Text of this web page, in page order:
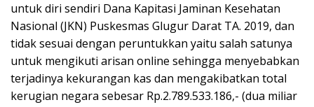
untuk diri sendiri Dana Kapitasi Jaminan Kesehatan
Nasional (JKN) Puskesmas Glugur Darat TA. 2019, dan
tidak sesuai dengan peruntukkan yaitu salah satunya
untuk mengikuti arisan online sehingga menyebabkan
terjadinya kekurangan kas dan mengakibatkan total
kerugian negara sebesar Rp.2.789.533.186,- (dua miliar